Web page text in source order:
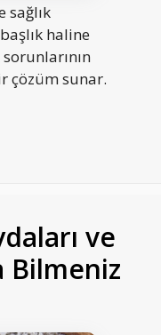
sağlık
haline
çözüm sunar.
ve
Bilmeniz